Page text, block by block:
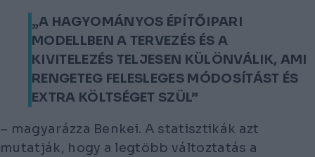
„A HAGYOMÁNYOS ÉPÍTŐIPARI
MODELLBEN A TERVEZÉS ÉS A
KIVITELEZÉS TELJESEN KÜLÖNVÁLIK, AMI
RENGETEG FELESLEGES MÓDOSÍTÁST ÉS
EXTRA KÖLTSÉGET SZÜL”
– magyarázza Benkei. A statisztikák azt
mutatják, hogy a legtöbb változtatás a